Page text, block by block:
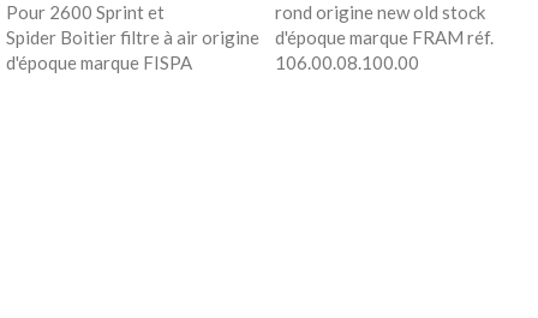
Pour 2600 Sprint et
Spider Boitier filtre à air origine
d'époque marque FISPA
rond origine new old stock
d'époque marque FRAM réf.
106.00.08.100.00